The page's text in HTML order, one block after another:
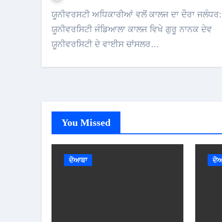
ਯੂਨੀਵਰਸਟੀ ਅਧਿਕਾਰੀਆਂ ਵਲੋਂ ਕਾਲਜ ਦਾ ਦੌਰਾ ਜਲੰਧਰ:
ਯੂਨੀਵਰਸਿਟੀ ਜੰਡਿਆਲਾ ਕਾਲਜ ਵਿਖੇ ਗੁਰੂ ਨਾਨਕ ਦੇਵ
ਯੂਨੀਵਰਸਿਟੀ ਦੇ ਵਾਈਸ ਚਾਂਸਲਰ…
You Missed
ਦੋਆਬਾ